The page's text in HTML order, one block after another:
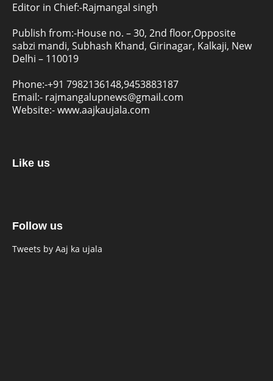
Editor in Chief:-Rajmangal singh
Publish from:-House no. – 30, 2nd floor,Opposite
sabzi mandi, Subhash Khand, Girinagar, Kalkaji, New
Delhi – 110019
Phone:-+91 7982136148,9453883187
Email:- rajmangalupnews@gmail.com
Website:-www.aajkaujala.com
Like us
Follow us
Tweets by Aaj ka ujala